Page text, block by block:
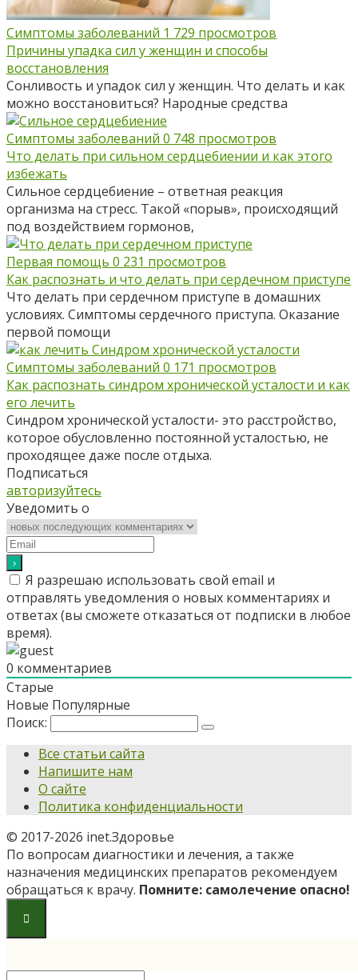
Симптомы заболеваний 1 729 просмотров
Причины упадка сил у женщин и способы
восстановления
Сонливость и упадок сил у женщин. Что делать и как
можно восстановиться? Народные средства
Симптомы заболеваний 0 748 просмотров
Что делать при сильном сердцебиении и как этого
избежать
Сильное сердцебиение – ответная реакция
организма на стресс. Такой «порыв», происходящий
под воздействием гормонов,
Первая помощь 0 231 просмотров
Как распознать и что делать при сердечном приступе
Что делать при сердечном приступе в домашних
условиях. Симптомы сердечного приступа. Оказание
первой помощи
Симптомы заболеваний 0 171 просмотров
Как распознать синдром хронической усталости и как
его лечить
Синдром хронической усталости- это расстройство,
которое обусловленно постоянной усталостью, не
проходящее даже после отдыха.
Подписаться
авторизуйтесь
Уведомить о
Я разрешаю использовать свой email и
отправлять уведомления о новых комментариях и
ответах (вы cможете отказаться от подписки в любое
время).
0 комментариев
Старые
Новые Популярные
Поиск:
Все статьи сайта
Напишите нам
О сайте
Политика конфиденциальности
© 2017-2026 inet.Здоровье
По вопросам диагностики и лечения, а также
назначения медицинских препаратов рекомендуем
обращаться к врачу. Помните: самолечение опасно!